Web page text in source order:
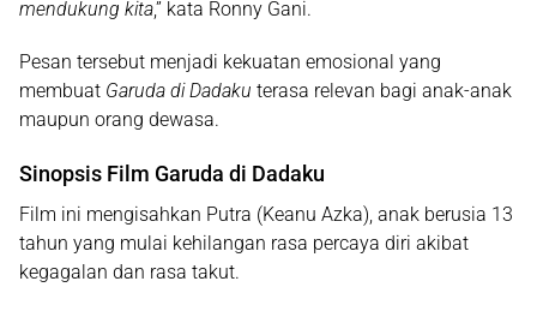
mendukung kita,” kata Ronny Gani.
Pesan tersebut menjadi kekuatan emosional yang
membuat Garuda di Dadaku terasa relevan bagi anak-anak
maupun orang dewasa.
Sinopsis Film Garuda di Dadaku
Film ini mengisahkan Putra (Keanu Azka), anak berusia 13
tahun yang mulai kehilangan rasa percaya diri akibat
kegagalan dan rasa takut.